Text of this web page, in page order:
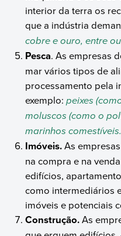
interior da terra os
que a indústria
cobre e ouro, entre
Pesca. As empresas
mar vários tipos de
processamento pela
exemplo:peixes
moluscos (como o
marinhos comestíveis.
Imóveis.As
na compra e na
edifícios,
como intermediários
imóveis e potenciais
Construção.As